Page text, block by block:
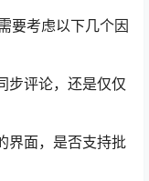
要考虑以下几个因
步评论，还是仅仅
界面，是否支持批